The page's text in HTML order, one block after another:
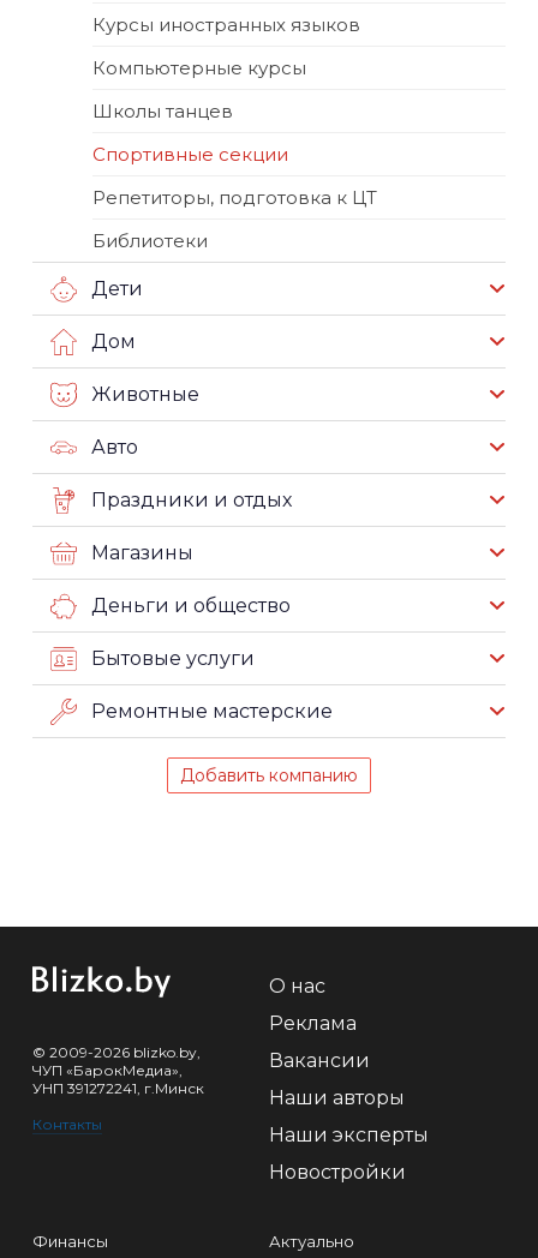
Курсы иностранных языков
Компьютерные курсы
Школы танцев
Спортивные секции
Репетиторы, подготовка к ЦТ
Библиотеки
Дети
Дом
Животные
Авто
Праздники и отдых
Магазины
Деньги и общество
Бытовые услуги
Ремонтные мастерские
Добавить компанию
© 2009-2026 blizko.by,
ЧУП «БарокМедиа»,
УНП 391272241, г.Минск
Контакты
О нас
Реклама
Вакансии
Наши авторы
Наши эксперты
Новостройки
Финансы Актуально